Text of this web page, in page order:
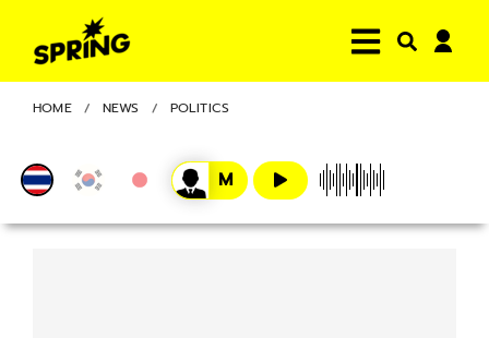
HOME NEWS POLITICS